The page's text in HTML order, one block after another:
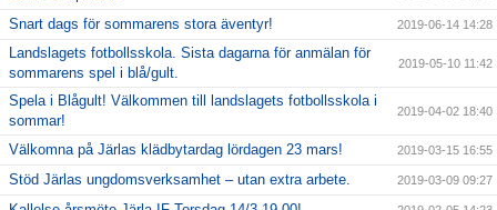
Snart dags för sommarens stora äventyr! 2019-06-14 14:28
Landslagets fotbollsskola. Sista dagarna för anmälan för
sommarens spel i blå/gult.
2019-05-10 11:42
Spela i Blågult! Välkommen till landslagets fotbollsskola i
sommar!
2019-04-02 18:40
Välkomna på Järlas klädbytardag lördagen 23 mars! 2019-03-15 16:55
Stöd Järlas ungdomsverksamhet – utan extra arbete. 2019-03-09 09:27